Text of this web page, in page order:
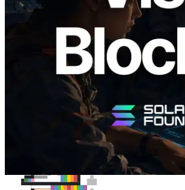
成時間與負責驗證者